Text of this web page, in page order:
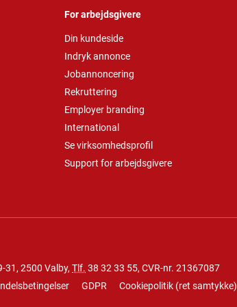
For arbejdsgivere
Din kundeside
Indryk annonce
Jobannoncering
Rekruttering
Employer branding
International
Se virksomhedsprofil
Support for arbejdsgivere
31, 2500 Valby, Tlf. 38 32 33 55, CVR-nr. 21367087
GDPR Cookiepolitik (ret samtykke)